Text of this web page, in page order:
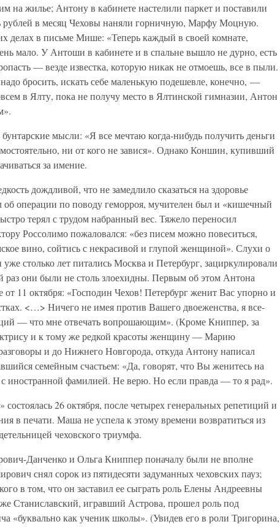
на жилье; Антону в кабинете настелили паркет и поставили
рублей в месяц Чеховы наняли горничную, Марфу Моцную.
делах в письме Мише: «Теперь каждый в своей комнате,
мало. У Антоши в кабинете и в спальне вышло не дурно, есть
— везде известка, которую никак не отмоешь, все в пыли.
бросить, искать себе маленькую подешевле, конечно, —
в Ялту, пока не получу место в Ялтинской гимназии, Антон
мысли: «Я все мечтаю когда-нибудь получить деньги
ни от кого не завися». Однако Коншин, купивший
за имение.
дождливой, что не замедлило сказаться на здоровье
об операции по поводу геморроя, мучителен был и «кишечный
терял с трудом набранный вес. Тяжело переносил
Россолимо пожаловался: «без писем можно повеситься,
вино, сойтись с некрасивой и глупой женщиной». Слухи о
столько лет питались Москва и Петербург, зациркулировали
раз они были не столь злоехидны. Первым об этом Антона
11 октября: «Господин Чехов! Петербург женит Вас упорно и
<…> Ничего не имея против Вашего двоеженства, я все-
— что мне отвечать вопрошающим». (Кроме Книппер, за
и к тому же редкой красоты женщину — Марию
и до Нижнего Новгорода, откуда Антону написал
семейным счастьем: «Да, говорят, что Вы женитесь на
иностранной фамилией. Не верю. Но если правда — то я рад».
26 октября, после четырех генеральных репетиций и
в печати. Маша не успела к этому времени возвратиться из
чеховского триумфа.
Данченко и Ольга Книппер поначалу были не вполне
снял сорок из пятидесяти задуманных чеховских пауз;
в том, что он заставил ее сыграть роль Елены Андреевны
Станиславский, игравший Астрова, прошел роль под
«буквально как ученик школы». (Увидев его в роли Тригорина,